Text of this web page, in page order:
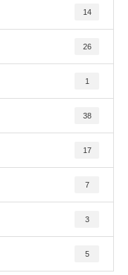
14
26
1
38
17
7
3
5